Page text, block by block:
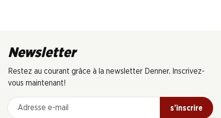
Newsletter
Restez au courant grâce à la newsletter Denner. Inscrivez-
vous maintenant!
Adresse e-mail
s’inscrire